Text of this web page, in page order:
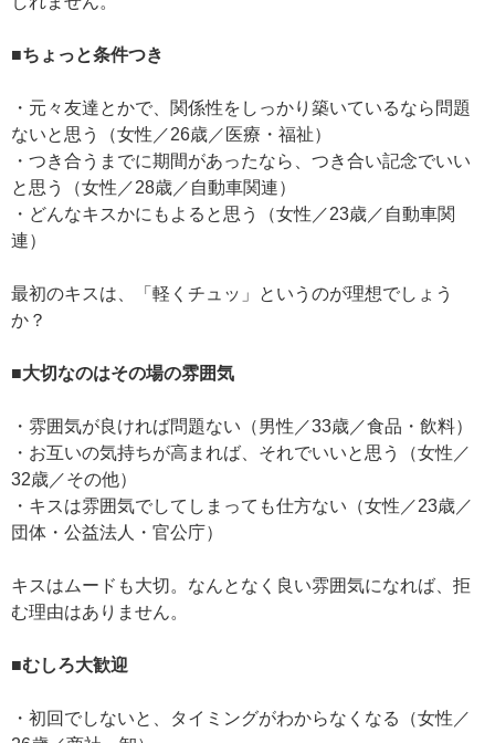
■ちょっと条件つき
・元々友達とかで、関係性をしっかり築いているなら問題
ないと思う（女性／26歳／医療・福祉）
・つき合うまでに期間があったなら、つき合い記念でいい
と思う（女性／28歳／自動車関連）
・どんなキスかにもよると思う（女性／23歳／自動車関
連）
最初のキスは、「軽くチュッ」というのが理想でしょう
か？
■大切なのはその場の雰囲気
・雰囲気が良ければ問題ない（男性／33歳／食品・飲料）
・お互いの気持ちが高まれば、それでいいと思う（女性／
32歳／その他）
・キスは雰囲気でしてしまっても仕方ない（女性／23歳／
団体・公益法人・官公庁）
キスはムードも大切。なんとなく良い雰囲気になれば、拒
む理由はありません。
■むしろ大歓迎
・初回でしないと、タイミングがわからなくなる（女性／